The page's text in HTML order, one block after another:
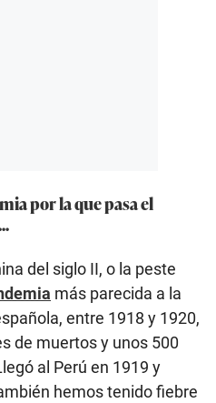
por la que pasa el
del siglo II, o la peste
más parecida a la
entre 1918 y 1920,
de muertos y unos 500
al Perú en 1919 y
hemos tenido fiebre